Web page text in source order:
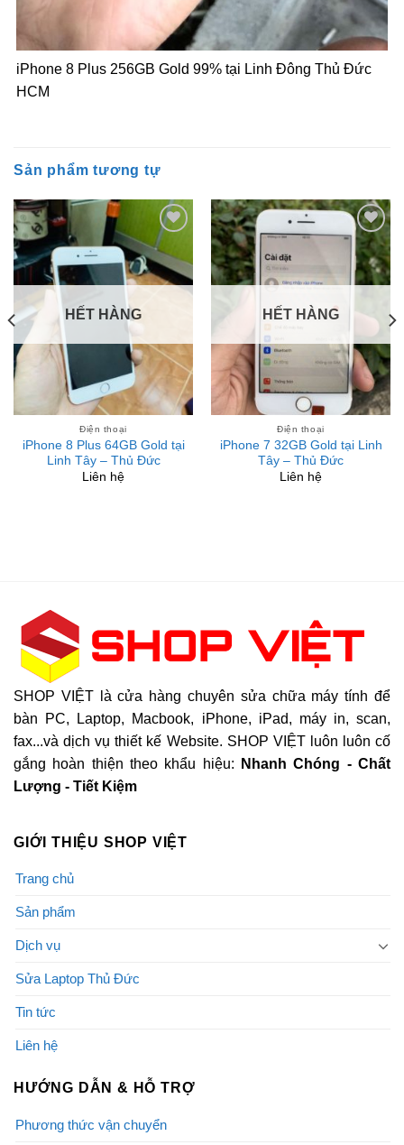
iPhone 8 Plus 256GB Gold 99% tại Linh Đông Thủ Đức
HCM
Sản phẩm tương tự
Add to
Wishlist
HẾT HÀNG
Điện thoại
iPhone 8 Plus 64GB Gold tại
Linh Tây – Thủ Đức
Liên hệ
Add to
Wishlist
HẾT HÀNG
Điện thoại
iPhone 7 32GB Gold tại Linh
Tây – Thủ Đức
Liên hệ
SHOP VIỆT là cửa hàng chuyên sửa chữa máy tính để
bàn PC, Laptop, Macbook, iPhone, iPad, máy in, scan,
fax...và dịch vụ thiết kế Website. SHOP VIỆT luôn luôn cố
gắng hoàn thiện theo khẩu hiệu:
Nhanh Chóng - Chất
Lượng - Tiết Kiệm
GIỚI THIỆU SHOP VIỆT
Trang chủ
Sản phẩm
Dịch vụ
Sửa Laptop Thủ Đức
Tin tức
Liên hệ
HƯỚNG DẪN & HỖ TRỢ
Phương thức vận chuyển